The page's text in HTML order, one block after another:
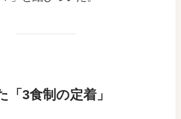
「3食制の定着」